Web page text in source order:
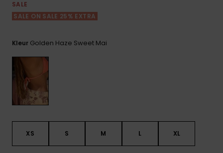
Zonnebrillen
ROXY APP
SALE
SALE ON SALE 25% EXTRA
Kleur Golden Haze Sweet Mai
XS S M L XL